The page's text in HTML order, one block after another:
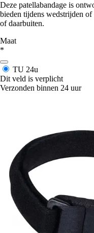
Deze patellabandage is
bieden tijdens wedstrijden
of daarbuiten.
Maat
*
TU 24u
Dit veld is verplicht
Verzonden binnen 24 uur